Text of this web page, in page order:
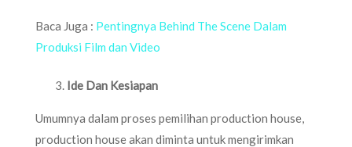
Baca Juga : Pentingnya Behind The Scene Dalam
Produksi Film dan Video
Ide Dan Kesiapan
Umumnya dalam proses pemilihan production house,
production house akan diminta untuk mengirimkan